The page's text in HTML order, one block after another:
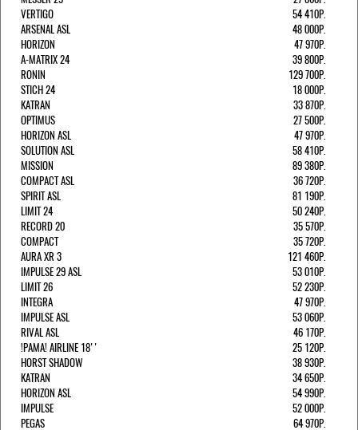
VERTIGO
54 410Р.
ARSENAL ASL
48 000Р.
HORIZON
47 970Р.
A-MATRIX 24
39 800Р.
RONIN
129 700Р.
STICH 24
18 000Р.
KATRAN
33 870Р.
OPTIMUS
27 500Р.
HORIZON ASL
47 970Р.
SOLUTION ASL
58 410Р.
MISSION
89 380Р.
COMPACT ASL
36 720Р.
SPIRIT ASL
81 190Р.
LIMIT 24
50 240Р.
RECORD 20
35 570Р.
COMPACT
35 720Р.
AURA XR 3
121 460Р.
IMPULSE 29 ASL
53 010Р.
LIMIT 26
52 230Р.
INTEGRA
47 970Р.
IMPULSE ASL
53 060Р.
RIVAL ASL
46 170Р.
!РАМА! AIRLINE 18''
25 120Р.
HORST SHADOW
38 930Р.
KATRAN
34 650Р.
HORIZON ASL
54 990Р.
IMPULSE
52 000Р.
PEGAS
64 970Р.